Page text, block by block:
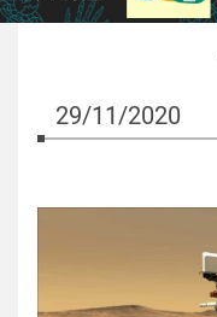
29/11/2020